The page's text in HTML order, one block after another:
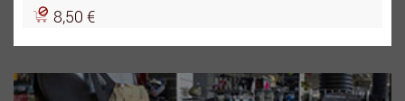
8,50 €